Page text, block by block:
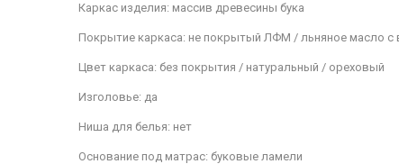
Каркас изделия: массив древесины бука
Покрытие каркаса: не покрытый ЛФМ / льняное масло с
Цвет каркаса: без покрытия / натуральный / ореховый
Изголовье: да
Ниша для белья: нет
Основание под матрас: буковые ламели